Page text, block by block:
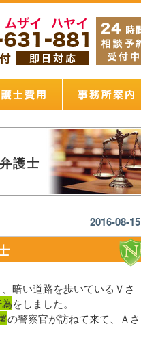
護士
2016-08-15
暗い道路を歩いているＶさ
をしました。
の警察官が訪ねて来て、Ａさ